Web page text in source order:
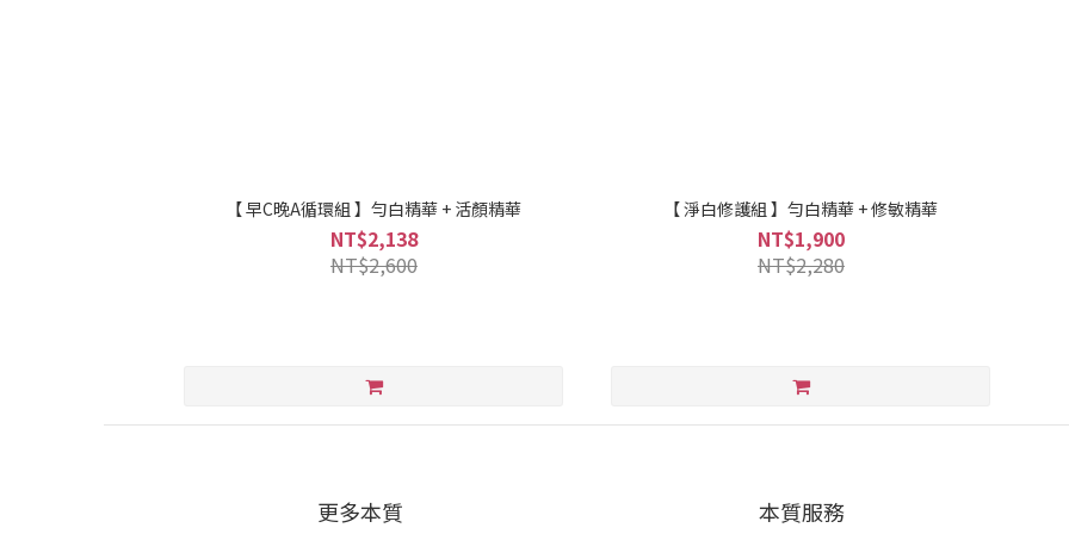
【 早C晚A循環組 】勻白精華 + 活顏精華
NT$2,138
NT$2,600
【 淨白修護組 】勻白精華 + 修敏精華
NT$1,900
NT$2,280
更多本質 本質服務